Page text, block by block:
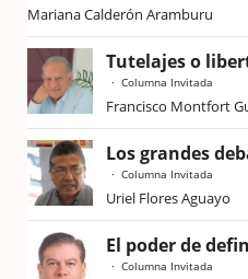
Mariana Calderón Aramburu
Tutelajes o
Columna Invitada
Francisco Montfort
Los grandes
Columna Invitada
Uriel Flores Aguayo
El poder de
Columna Invitada